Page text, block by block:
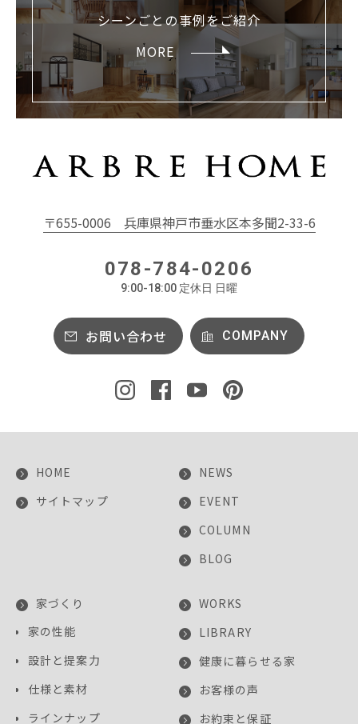
シーンごとの事例をご紹介
MORE
〒655-0006 兵庫県神戸市垂水区本多聞2-33-6
078-784-0206
9:00-18:00 定休日 日曜
お問い合わせ COMPANY
HOME
サイトマップ
NEWS
EVENT
COLUMN
BLOG
家づくり
家の性能
設計と提案力
仕様と素材
ラインナップ
WORKS
LIBRARY
健康に暮らせる家
お客様の声
お約束と保証